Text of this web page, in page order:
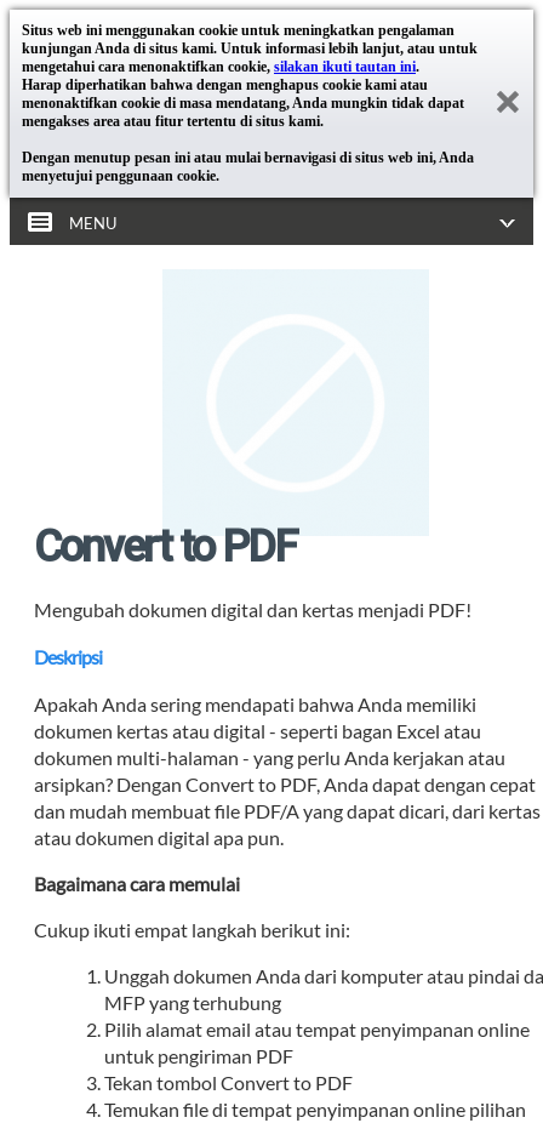
Situs web ini menggunakan cookie untuk meningkatkan pengalaman
kunjungan Anda di situs kami. Untuk informasi lebih lanjut, atau untuk
mengetahui cara menonaktifkan cookie, silakan ikuti tautan ini.
Harap diperhatikan bahwa dengan menghapus cookie kami atau
menonaktifkan cookie di masa mendatang, Anda mungkin tidak dapat
mengakses area atau fitur tertentu di situs kami.
Dengan menutup pesan ini atau mulai bernavigasi di situs web ini, Anda
menyetujui penggunaan cookie.
MENU
Convert to PDF
Mengubah dokumen digital dan kertas menjadi PDF!
Deskripsi
Apakah Anda sering mendapati bahwa Anda memiliki
dokumen kertas atau digital - seperti bagan Excel atau
dokumen multi-halaman - yang perlu Anda kerjakan atau
arsipkan? Dengan Convert to PDF, Anda dapat dengan cepat
dan mudah membuat file PDF/A yang dapat dicari, dari kertas
atau dokumen digital apa pun.
Bagaimana cara memulai
Cukup ikuti empat langkah berikut ini:
Unggah dokumen Anda dari komputer atau pindai
MFP yang terhubung
Pilih alamat email atau tempat penyimpanan online
untuk pengiriman PDF
Tekan tombol Convert to PDF
Temukan file di tempat penyimpanan online pilihan